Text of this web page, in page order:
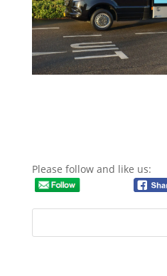
Please follow and like us: